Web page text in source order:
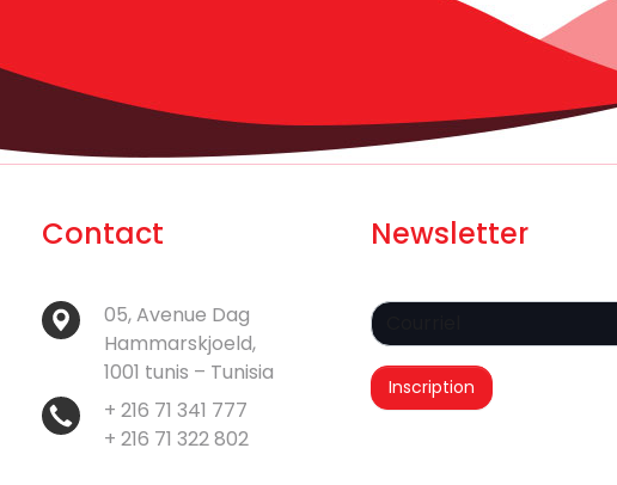
Contact
05, Avenue Dag
Hammarskjoeld,
1001 tunis – Tunisia
+ 216 71 341 777
+ 216 71 322 802
Newsletter